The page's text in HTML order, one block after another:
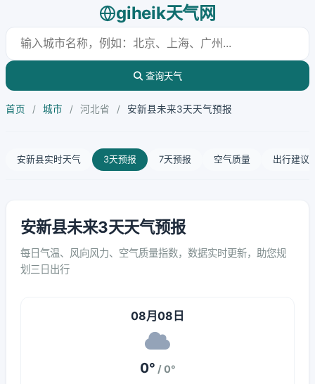
giheik天气网
查询天气
首页 / 城市 / 河北省 / 安新县未来3天天气预报
安新县实时天气 3天预报 7天预报 空气质量 出行建议
安新县未来3天天气预报
每日气温、风向风力、空气质量指数，数据实时更新，助您规
划三日出行
08月08日
0° / 0°